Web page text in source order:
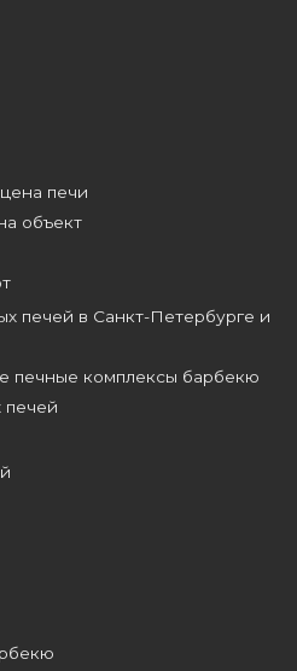
печи
объект
печей в Санкт-Петербурге и
печные комплексы барбекю
печей